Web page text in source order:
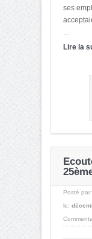
ses
Lire la
Posté par:
le: